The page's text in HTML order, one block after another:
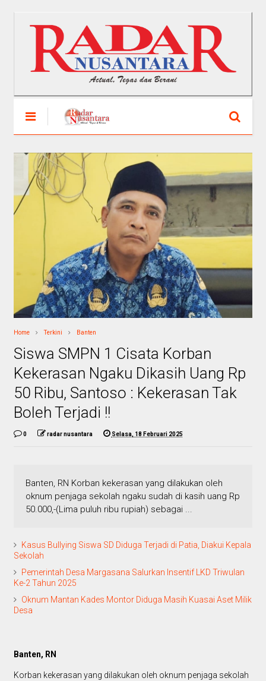
Home Terkini Banten
Siswa SMPN 1 Cisata Korban
Kekerasan Ngaku Dikasih Uang Rp
50 Ribu, Santoso : Kekerasan Tak
Boleh Terjadi !!
0 radar nusantara Selasa, 18 Februari 2025
Banten, RN Korban kekerasan yang dilakukan oleh
oknum penjaga sekolah ngaku sudah di kasih uang Rp
50.000,-(Lima puluh ribu rupiah) sebagai ...
Kasus Bullying Siswa SD Diduga Terjadi di Patia, Diakui Kepala
Sekolah
Pemerintah Desa Margasana Salurkan Insentif LKD Triwulan
Ke-2 Tahun 2025
Oknum Mantan Kades Montor Diduga Masih Kuasai Aset Milik
Desa
Banten, RN
Korban kekerasan yang dilakukan oleh oknum penjaga sekolah